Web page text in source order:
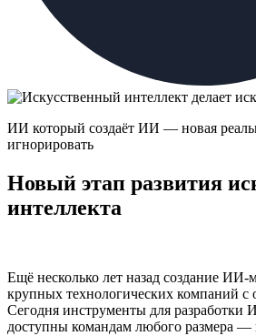
ИИ который создаёт ИИ — новая
игнорировать
Новый этап развития
интеллекта
Ещё несколько лет назад создание
крупных технологических компаний с
Сегодня инструменты для разработки
доступны командам любого размера —